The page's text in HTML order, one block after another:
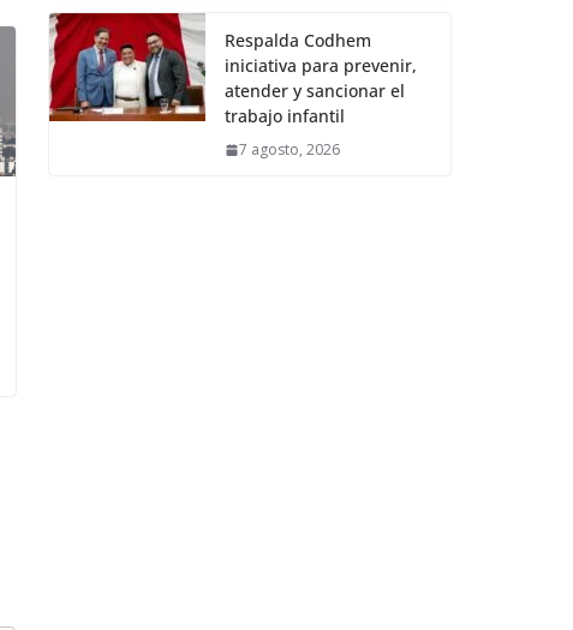
Respalda Codhem
iniciativa para prevenir,
atender y sancionar el
trabajo infantil
7 agosto, 2026